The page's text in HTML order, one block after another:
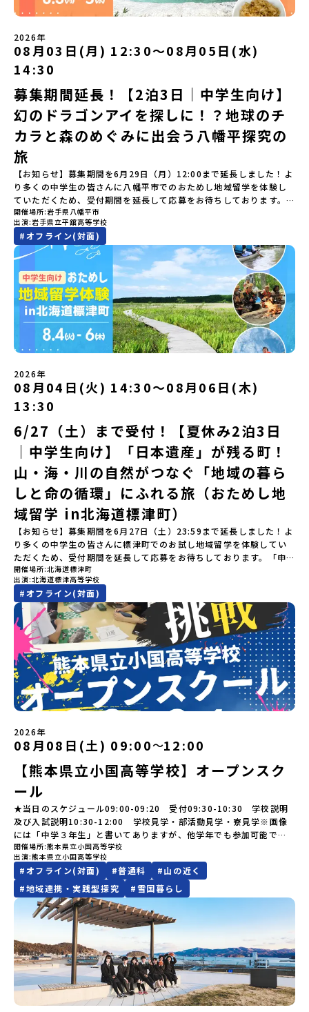
料・20日目-8日目：20％・7日目-2日目：30％・プログラム開始日
加またはプログラム開始後の解除：100％・催行中止について天候な
どの状況等によって開催を見合わせる可能性があります。その場合
は原則、開催日1週間前までにご連絡いたします。又、最少催行人数
に達しなかった場合は、開催日3週間前までに催行中止の旨をメール
にてご連絡いたします。・よくあるご質問その他、よくあるご質問
についてはこちらをご確認ください。運営団体について＜プログラ
ム主催：一般財団法人地域・教育魅力化プラットフォーム＞「意志
ある若者にあふれる持続可能な地域・社会をつくる」というビジョ
ンを掲げ、2017年3月に島根県に設立した教育事業団体です。日本
全国約200の高校と連携しながら、中学卒業後に地域の枠を越えて生
徒一人ひとりの夢や価値観に合った地域・学校で1〜3年間過ごすこ
とができるシステム「地域みらい留学」をはじめとした、教育事業
や地域活性モデルをつくり続けています。名 称：一般財団法人地
域・教育魅力化プラットフォーム設 立：2017年3月代表者：岩本
悠所在地：〒690-0842 島根県松江市東本町二丁目25-6 みらい
BASE2階 その他所在地公式HP：http://c-platform.or.jp/お問い
合わせ先担当：小川・小原E-mail：info@miratabi.jp「おためし
地域留学体験」のプログラム開催情報を公式LINEにて配信中！ぜひ
ご登録ください♪地域みらい留学公式LINE
ライン配信を行います。知りたい情報のレベルに合わせて、以下の2
つのステップをご活用ください。【STEP 1】全体オンライン説明会
（アーカイブ動画を公開中！）〜まずは「おためし地域留学」を知
りたい方へ〜日本全国20以上の地域から選んで参加できる「おため
し地域留学」の魅力を凝縮したアーカイブ動画をご覧いただけま
す。初めての一人旅への不安や、事務局のサポート体制、安全面に
る]YouTube：https://youtu.be/Yt8nd04aNgA?
si=e5erbspvwz5O8_uF【STEP 2】平取町プログラム説明会〜
「平取町」の内容を具体的に深掘りしたい方へ〜全体説明を聞いた
うえで、「平取町では具体的に何をするの？」「どんな町なの？」
という疑問にお答えする説明会です。平取町ならではの豊かな文化
や、2泊3日のプログラムの中身をたっぷりとお伝えします。日
時： 5月7日(木) 19：00〜19：40内 容： 平取町ってどんなとこ
ろ？、プログラム詳細解説、質疑応答お申し込み：https://c-
mirai.jp/events/002112どちらの説明会でも、お気軽にどうぞ！
「はじめての一人旅だけど大丈夫？」「どんな体験ができるの？」
そんな保護者様の不安や、中学生のみなさんの素朴な疑問にスタッ
フが直接お答えします。チャットでの質問も可能ですので、ぜひご
自宅からリラックスしてご参加ください。▼お申し込み前に必ずご
確認ください・参加規約への同意プログラムへの参加申し込みいた
だく前に、「お申し込みに関する各規約」への同意が必須となりま
す。ご確認ください。・抽選による参加者決定についてお申込みい
ただいた方の中から抽選の上、締め切り日から1週間を目途に、お申
し込み時に記入いただいたメールアドレス宛に「当選／落選メー
ル」をお送りいたします。当選者は、メールに記載された「当選確
認フォーム」に３日以内に回答いただき、確認フォームの提出をも
にご回答いただけない場合は、当選を取り消しとさせていただきま
す。当選取り消しがあった場合は、繰り上げ当選者へご連絡させて
いただきます。登録メールアドレスの変更をご希望の場合は下記の
地域みらい留学公式LINEよりご連絡をお願いします。※受信制限設
定をしていると、通知メールをお受け取りいただけません。その場
合は、「@miratabi.jp」からのメールを受信できるよう設定をお願
いいたします。※結果に関する個別のお問合せにはお答えしており
ませんので、ご了承ください。・お申し込みについてお申込はお一
人様1回限りです。PC・スマートフォンからお申込ください。申込
後の内容変更はできません。お申込時は、メールアドレスの入力間
違いにご注意ください。・宿泊について１室に複数(同性2～4名程
度)で宿泊いただく予定です。・食事アレルギー対応について個別の
詳細なアレルギー対応希望にはお応えしかねる場合がございます。
対応が必要な場合は必ず事前にご相談ください。・参加取消や急遽
参加できなくなった場合について参加決定後の参加お取り消しはご
遠慮下さい。やむを得ないお取り消しの場合はお早めに事務局まで
ご連絡ください。・キャンセルポリシーやむを得ない参加お取り消
しの場合、以下のルールに沿って対応させていただきます。ご了承
ください。プログラム開催日の前日＜7月17日＞から、【キャンセル
のご連絡日：お支払いいただく旅行代金】・21日目にあたる日以
前：無料・20日目-8日目：20％・7日目-2日目：30％・プログラム
開始日の前日：40％・プログラム開始日当日：50％・ご連絡無しで
の不参加またはプログラム開始後の解除：100％・催行中止について
天候などの状況等によって開催を見合わせる可能性があります。そ
の場合は原則、開催日1週間前までにご連絡いたします。又、最少催
行人数に達しなかった場合は、開催日3週間前までに催行中止の旨を
メールにてご連絡いたします。・よくあるご質問その他、よくある
ご質問についてはこちらをご確認ください。運営団体について＜プ
ログラム主催：一般財団法人地域・教育魅力化プラットフォーム＞
「意志ある若者にあふれる持続可能な地域・社会をつくる」という
ビジョンを掲げ、2017年3月に島根県に設立した教育事業団体で
す。日本全国約200の高校と連携しながら、中学卒業後に地域の枠を
越えて生徒一人ひとりの夢や価値観に合った地域・学校で1〜3年間
過ごすことができるシステム「地域みらい留学」をはじめとした、
教育事業や地域活性モデルをつくり続けています。名 称：一般財
団法人地域・教育魅力化プラットフォーム設 立：2017年3月代表
者：岩本 悠所在地：〒690-0842 島根県松江市東本町二丁目25-6
みらいBASE2階 その他所在地公式HP：http://c-platform.or.jp/
お問い合わせ先担当：小川・小原E-mail：info@miratabi.jp「お
ためし地域留学体験」のプログラム開催情報を公式LINEにて配信
中！ぜひご登録ください♪地域みらい留学公式LINE
「大樹町の自然を満喫」 -先人の知恵と夢を体験「砂金堀」 -川
樹高校見学・寮見学」 -大樹高校の特徴を知る学校体験 -高校生
との対話「大樹町の魅力を体験①」 -大樹町ならではのランチ＆ス
イーツ（PM）「大樹町の魅力を体験②」 -大樹町宇宙交流センタ
ーSORA見学 -モデルロケットを飛ばしてみよう！「みんなで
BBQ」 -さらに仲間や地元の高校生、町の大人たちと交流＜3日目
＞（AM）「3日間の振り返りワーク」 -みんなで振り返り対話「牧
場の舞台裏。フィールドワーク」 -牧場見学・搾乳体験・動物と触
れ合おう「ランチ/お土産タイム」（PM） 14：00頃プログラム終
了-とかち帯広空港には15：00頃に到着予定です。※天候の状況や参
加人数によってプログラムを変更する場合がございます。参加概要
【開催場所】北海道大樹町（たいきちょう）【実施日程】7月28日
(火)〜 7月30日(木)※参加が確定した方には6月19日(金) 18：30～
20：00に「参加者向け事前オンライン研修」をご案内する予定で
す。必ず参加をお願いします。【集合場所・時間】7月28日(火)
13：00 とかち帯広空港※13：00までにとかち帯広空港に到着する
便で手配ください。【解散場所・時間】7月30日(木) 15：00頃 とか
ち帯広空港※16：00以降にとかち帯広空港を出発する便で手配くだ
さい。【対象】中学2年生、中学3年生【宿泊先】大樹町ワーキング
ステイ住宅※1室に複数(同性2～4名程度)で宿泊いただく予定です。
【旅行代金】無料※旅行代金に含まれる費用のうち、以下の内容が
無料となります：・宿泊費（2泊分）・プログラム内のアクティビテ
ィ・体験費用・一部の食事代*以下の費用は参加者のご負担となりま
す・集合場所までの往復交通費・お土産代や自由時間の個人飲食費
などの個人的費用【募集人数】最大10名（お申し込み多数の場合は
抽選の上決定）【参加者決定】お申し込み多数の場合は、締め切り
間】申込期間が延長になりました！5月7日(木)12：00 から 6月4日
(木) 12：00まで疑問も不安もワクワクに変える！「おためし地域留
学」ステップアップ説明会プログラムの内容を詳しく知りたい方
や、お申し込みを迷われている方向けにZoomでのオンライン配信
を行います。知りたい情報のレベルに合わせて、以下の2つのステッ
プをご活用ください。【STEP 1】全体オンライン説明会（アーカイ
ブ動画を公開中！）〜まずは「おためし地域留学」を知りたい方
へ〜日本全国20以上の地域から選んで参加できる「おためし地域留
学」の全体像や魅力について、説明会を開催しました。中学生一人
での参加にあたり、保護者様が特に気になる「安全面」や「事務局
のサポート体制」についても詳しく解説しています。ぜひ、ご自宅
からお気軽にご視聴ください。🎬 [アーカイブ動画を視聴す
る]YouTube：https://youtu.be/Yt8nd04aNgA?
si=e5erbspvwz5O8_uF 【STEP 2】大樹町プログラム説明会〜
「大樹町」の内容を具体的に深掘りしたい方へ〜全体説明を聞いた
うえで、「大樹町では具体的に何をするの？」「どんな町なの？」
という疑問にお答えする説明会です。大樹町ならではの豊かな文化
や、2泊3日のプログラムの中身をたっぷりとお伝えします。日
時： 5月13日(水) 19：00〜19：40内 容： 大樹町ってどんなとこ
ろ？プログラム詳細解説、質疑応答お申し込み：https://c-
mirai.jp/events/002112お気軽にどうぞ！「はじめての一人旅だ
けど大丈夫？」「どんな体験ができるの？」そんな保護者様の不安
や、中学生のみなさんの素朴な疑問にスタッフが直接お答えしま
す。チャットでの質問も可能ですので、ぜひご自宅からリラックス
してご参加ください。▼お申し込み前に必ずご確認ください・参加
規約への同意プログラムへの参加申し込みいただく前に、「お申し
い。・抽選による参加者決定についてお申込みいただいた方の中か
ら抽選の上、締め切り日から1週間を目途に、お申し込み時に記入い
ただいたメールアドレス宛に「当選／落選メール」をお送りいたし
ます。当選者は、メールに記載された「当選確認フォーム」に３日
ていただきます。当選確認フォームの期日までにご回答いただけな
い場合は、当選を取り消しとさせていただきます。当選取り消しが
あった場合は、繰り上げ当選者へご連絡させていただきます。登録
メールアドレスの変更をご希望の場合は下記の地域みらい留学公式
LINEよりご連絡をお願いします。※受信制限設定をしていると、通
知メールをお受け取りいただけません。その場合は、
「@miratabi.jp」からのメールを受信できるよう設定をお願いいた
します。※結果に関する個別のお問合せにはお答えしておりません
ので、ご了承ください。・お申し込みについてお申込はお一人様1回
限りです。PC・スマートフォンからお申込ください。申込後の内容
変更はできません。お申込時は、メールアドレスの入力間違いにご
注意ください。・宿泊について１室に複数(同性2～4名程度)で宿泊
いただく予定です。・食事アレルギー対応について個別の詳細なア
レルギー対応希望にはお応えしかねる場合がございます。対応が必
要な場合は必ず事前にご相談ください。・参加取消や急遽参加でき
なくなった場合について参加決定後の参加お取り消しはご遠慮下さ
い。やむを得ないお取り消しの場合はお早めに事務局までご連絡く
ために築いた「出水麓（いずみふもと）武家屋敷群」。今も残る約
150軒のお屋敷のほとんどに、今も人が住んでいます。400年前の武
士が歩いた道を、自分の足で歩く。まるで、まち全体がタイムカプ
セル。真っ青な海へダイブ！目の前に広がる八代海（やつしろか
い）は穏やかなリアス式海岸。海に沈む夕日は一生に一度は見てお
きたい景色です。出水工業高校は、「建築科」と「機械電気科」の2
つの学科。金属加工、電気工作、建物のデザインにチャレンジでき
る環境。「高校生ものづくりコンテスト」の木材加工部門で九州大
会2位に輝くなど、先輩たちの実力はホンモノ！この旅では自分の手
でモノをつくる時間を体験。金属を削ったり、電気を組んだり、木
で形をつくったり。プロの機械にさわれる高校で&quot;自分の手
&quot;でモノづくりにチャレンジ。夜には自分だけの「竹灯籠（た
けとうろう）」を作って灯りをともします。真っ青な海に思いっき
りダイブしたり、全国から集まった仲間や地元の高校生、地域の方
たちとワイワイBBQや夕ごはんづくりは一生の思い出になるはず！
ちょっとドキドキするけど、楽しい！に出会う3日間。熱気あふれる
出水市の冒険に飛び込んでみませんか？体験のおすすめポイント体
験プログラム内容（予定）＜1日目＞（PM）「オリエンテーショ
ン・自己紹介ワーク」「みんなで海遊び！」 -心をほぐして、出水
に飛び込む！海を満喫しよう！「みんなで夕食」「1日目の振り返り
会」＜2日目＞（AM）「出水工業高校のオープンスクールに参
加」 -高校見学 -授業体験（PM）「学校のことを深く知る・もの
づくりにチャレンジ！」 -各学科を実際に体験する -ものづくり
にチャレンジ -竹灯籠づくりを創って灯りをともす「みんなで
BBQ」「2日目の振り返り会」＜3日目＞（AM）「3日間の振り返り
ワーク」 -みんなで振り返り対話（PM） 13:00頃 解散（出水駅）
※天候の状況や参加人数によってプログラムを変更する場合がござ
（月）〜 8月5日（水）※参加が確定した方には7月7日(火) 18:30-
20:00に「参加者向け事前オンライン会」をご案内する予定です。必
ず参加をお願いします。【集合場所・時間】出水駅 8月3日(月)
13:30 集合【解散場所・時間】出水駅 8月5日(水) 12:00 解散【対
象】中学生2～3年生【宿泊先】現在調整中※1室に複数名(同性)で宿
泊いただく予定です。【旅行代金】無料※旅行代金に含まれる費用
のうち、以下の内容が無料となります：・宿泊費（2泊分）・プログ
ラム内のアクティビティ・体験費用・一部の食事代*以下の費用は参
加者のご負担となります・集合場所までの往復交通費・お土産代や
自由時間の個人飲食費などの個人的費用【募集人数】最大10名（お
申し込み多数の場合は抽選の上決定）【参加者決定】お申し込み多
数の場合は、締め切り後1週間を目途に当落結果をご連絡いたしま
す。【申し込み受付期間】6月1日(月)12：00 から 6月15日(月)
12：00まで疑問も不安もワクワクに変える！「おためし地域留学」
ステップアップ説明会プログラムの内容を詳しく知りたい方や、お
申し込みを迷われている方向けにZoomでのオンライン配信を行い
ます。知りたい情報のレベルに合わせて、以下の2つのステップをご
活用ください。【STEP 1】全体オンライン説明会（アーカイブ動画
を公開中！）〜まずは「おためし地域留学」を知りたい方へ〜日本
全国20以上の地域から選んで参加できる「おためし地域留学」の全
体像や魅力について、説明会を開催しました。中学生一人での参加
にあたり、保護者様が特に気になる「安全面」や「事務局のサポー
ト体制」についても詳しく解説しています。ぜひ、ご自宅からお気
軽にご視聴ください。🎬 [アーカイブ動画を視聴する]YouTube：
https://youtu.be/Yt8nd04aNgA?si=e5erbspvwz5O8_uF
【STEP 2】出水市・出水工業高校プログラム説明会〜「出水市・出
水工業高校」の内容を具体的に深掘りしたい方へ〜全体説明を聞い
たうえで、「出水市では具体的に何をするの？」「どんな町な
の？」という疑問にお答えする説明会です。出水市ならではの豊か
な文化や、2泊3日のプログラムの中身をたっぷりとお伝えします。
日 時： 6月9日日(水)19:00-19:45内 容： 出水市ってどんなとこ
ろ？プログラム詳細解説、質疑応答お申し込み：https://c-
mirai.jp/events/091247お気軽にどうぞ！「はじめての一人旅だ
けど大丈夫？」「どんな体験ができるの？」そんな保護者様の不安
や、中学生のみなさんの素朴な疑問にスタッフが直接お答えしま
す。チャットでの質問も可能ですので、ぜひご自宅からリラックス
してご参加ください。▼お申し込み前に必ずご確認ください・参加
規約への同意プログラムへの参加申し込みいただく前に、「お申し
込みに関する各規約」への同意が必須となります。ご確認くださ
い。・抽選による参加者決定についてお申込みいただいた方の中か
ら抽選の上、締め切り日から1週間を目途に、お申し込み時に記入い
ただいたメールアドレス宛に「当選／落選メール」をお送りいたし
ます。当選者は、メールに記載された「当選確認フォーム」に3日以
内に回答いただき、確認フォームの提出をもって参加確定とさせて
いただきます。当選確認フォームの期日までにご回答いただけない
場合は、当選を取り消しとさせていただきます。当選取り消しがあ
った場合は、繰り上げ当選者へご連絡させていただきます。登録メ
ールアドレスの変更をご希望の場合は下記の地域みらい留学公式
LINEよりご連絡をお願いします。※受信制限設定をしていると、通
2026年
08月03日(月) 12:30〜08月05日(水)
14:30
募集期間延長！【2泊3日｜中学生向け】
幻のドラゴンアイを探しに！？地球のチ
カラと森のめぐみに出会う八幡平探究の
旅
【お知らせ】募集期間を6月29日（月）12:00まで延長しました！よ
り多くの中学生の皆さんに八幡平市でのおためし地域留学を体験し
ていただくため、受付期間を延長して応募をお待ちしております。
「申し込みのタイミングを逃してしまった」という方も、この機会
にぜひ一歩踏み出してみませんか？※都合により締め切りを早める
場合がございます。お早目にご応募ください！＜体験費・宿泊費が
無料＞緑があふれる大自然の町へ！世界でここでしかできない「自
然×アートの融合体験」や「自然クラフト」を楽しんでみません
か？「大自然や文化体験が好き！興味がある！」「その地域にしか
ない郷土料理を味わってみたい！」「地元以外の暮らしや文化が気
になる。いつか留学してみたい！」そんな中学生のみなさんにおす
すめ！「おためし地域留学体験」は、日本全国約200の高校と連携し
ながら地域の枠を超えて学校生活を送ることができる「地域みらい
留学」をプチ体験できるプログラムです。はじめてでも安心！現地
ではスタッフがしっかりとサポートいたします。今回のフィールド
は「岩手県八幡平市（はちまんたいし）」岩手県八幡平市（はちま
んたいし）は北西部にあり、秋田県との県境にある自然豊かな町で
す。町の約83％は「森林」！標高1,000mを超える山岳地帯や高原
もあり緑が豊かな大自然を感じることができ、新緑、山菜の春、花
の夏、紅葉の秋、スキーや樹氷の冬と四季ごとに美しい景色を見る
ことのできるユニークな町です。「十和田八幡平（とわだはちまん
たい）国立公園」では登山やトレッキング、「安比高原（あっぴこ
うげん）スキー場」は日本国内最大級のスキーリゾートとして有名
で、一年中自然アクティビティを楽しむことができます！そして八
幡平市にある「松川地熱発電所」は、日本で初めて「地球のチカラ
を電気に変えた」場所！八幡平の地下からわき出す蒸気をそのまま
電気に変える「地球・自然にやさしい最先端のエネルギー」を生み
出す挑戦をしてきた町です。今回のプログラムでは、この松川地熱
発電所から吹き出す地熱蒸気を使った「アート体験」をすることが
できます。世界でここだけ！地球のチカラを使った幻想的なグラデ
ーションのアートづくりをぜひ体験してみてください！さらに八幡
平市は自然（山）の恵みを生かした料理がとても美味しい地域で
す。みなさんの地元の味とは違う「岩手の郷土料理」を味わって楽
しんでください🎵今回はこの大自然や文化が魅力的な八幡平市で、
日本全国から集まる中学生や「平舘（たいらだて）高校」の高校生
と一緒にさまざまなアクティビティを体験していただきます。他に
はないスペシャルな魅力がギュッと詰まった岩手県八幡平市で五感
を使いながら、まちの魅力を一緒に探究してみませんか？地域と一
体になり「開拓者精神」を育む！「平舘（たいらだて）高校」と
は？今回のプログラムを一緒に過ごしてくれる高校生は「平舘（た
いらだて）高校」の生徒たち。この高校の特徴は「地域と一体にな
った探究教育」と「自分で考えて動くチカラを大切にしている」こ
自身が「探究プロジェクト」を企画し取り組むユニークな高校で
す。机の上で勉強するだけではない、実践的な探究やフィールドワ
ークを楽しむことができます。今回は、そんなエネルギッシュに活
躍する高校生と一緒に交流したり対話をしながら、町の文化・料理
を楽しみ、高校での活動のイメージをもつことができる絶好の機
会！この地域でしか味わえない豊かな体験をぜひ楽しんでください
🎵体験のおすすめポイント体験プログラム内容（予定）＜1日目＞
（PM）「オリエンテーション」「地熱染色・発電所見学」 -八幡
平市の自然を知る -地球のチカラを使ったアートづくり「ペンショ
ンで夕食」「1日目の振り返り」「星空観察」※希望者＜2日目＞
（AM）「平舘（たいらだて）高校見学」 -高校生活をイメージし
よう「郷土料理・BBQ」 -高校生・地元の方と交流を深める
（PM）「“八幡平市”体感ワークショップ」 -あけびづるで表札づく
なで振り返り対話＜3日目＞（AM）「大更駅複合施設の見学」「振
り返りワークショップ」 -個人での振り返り -グループでの振り
返り「お土産・昼食」（PM） 解散 ※天候の状況や参加人数によっ
てプログラムを変更する場合がございます。参加概要【開催場所】
岩手県八幡平市【実施日程】8月3日（月）〜8月5日（水）※参加が
確定した方には7月9日(木) 18:30～20：00に 「参加者向け事前オ
ンラインセッション」をご案内する予定です。【集合場所・時間】
開催場所 岩手県八幡平市
出演 岩手県立平舘高等学校
#オフライン(対面)
2026年
08月04日(火) 14:30〜08月06日(木)
13:30
6/27（土）まで受付！【夏休み2泊3日
｜中学生向け】「日本遺産」が残る町！
山・海・川の自然がつなぐ「地域の暮ら
しと命の循環」にふれる旅（おためし地
域留学 in北海道標津町）
【お知らせ】募集期間を6月27日（土）23:59まで延長しました！よ
り多くの中学生の皆さんに標津町でのお試し地域留学を体験してい
ただくため、受付期間を延長して応募をお待ちしております。「申
し込みのタイミングを逃してしまった」という方も、この機会にぜ
ひ一歩踏み出してみませんか？※都合により締め切りを早める場合
がございます。お早目にご応募ください！-------奨学金のお知らせ-
------＼返還不要・3年間最大72万／💡北海道の高校留学に【毎月2
万円】の給付型奨学金～夢に向かって一歩踏み出す、あなたの未来
を応援！～ 詳細・条件はこちらから-----------------------------
----＜体験費・宿泊費が無料！＞一万年前から続く自然と人の暮らし
が今も残る町！広大な自然と生き物とともに生きる豊かさに触れ、
まちの暮らしを一緒に体験してみませんか？「地元以外の地域の暮
らしが気になる。いつか留学してみたい！」「大自然と生き物が好
き！興味がある！」「自分の進学や将来の可能性をもっとひらきた
い！」そんな中学生のみなさんにおすすめ！「おためし地域留学体
験」は、日本全国約200の高校と連携し、地域の枠を超えて学校生活
を送る「地域みらい留学」をプチ体験できるプログラムです。はじ
めてのひとり旅でも安心！現地でもスタッフがしっかりとサポート
いたします。今回のフィールドは「北海道 標津町（しべつちょ
う）」北海道の東に位置する標津町（しべつちょう）は人口 約
4,600人の町。東の水平線の奥に見えるのは北方領土の国後島（くな
しりとう）、西には世界遺産に認定されている秘境・知床半島（し
れとこはんとう）、鶴や白鳥など珍しい野鳥の宝庫である野付半島
（のつけはんとう）をながめることができ、ミルクの里の牧草地が
広がる牛の酪農（らくのう）もさかんで、海と緑と川の自然と生き
物が豊かな町です！標津町はさらに「鮭（さけ）の聖地」としても
有名。江戸時代には将軍家にも贈られたほどで、今では「日本遺
産」に登録されています。一万年前から続く伝統的な「鮭」の産業
とともに人々の豊かな暮らしがあります。一万年前の縄文時代か
ら、人々の間で大切に守り受け継がれ、厳しい大自然と向き合い、
山・海・川がもたらす恵みに深く感謝しながら生きていく姿勢は今
も息づく「命の循環」です。日本遺産にも認定されている「サケ」
の伝統産業や、雄大な知床の裾野で命を育む酪農の歴史など、自然
の営みの一部として共生してきた風土が存在します。標津高校で
は、地域と連携して「食」を考える「フードデザイン」の授業がお
すすめの一つです。生徒たちが地元の素材を活かしたメニュー開発
を行い、町内の学校給食に「標高給食DAY」としてオリジナル給食
開催場所 北海道標津町
出演 北海道標津高等学校
#オフライン(対面)
2026年
08月08日(土) 09:00〜12:00
【熊本県立小国高等学校】オープンスク
ール
★当日のスケジュール09:00-09:20 受付09:30-10:30 学校説明
及び入試説明10:30-12:00 学校見学・部活動見学・寮見学※画像
には「中学３年生」と書いてありますが、他学年でも参加可能で
す！
開催場所 熊本県立小国高等学校
出演 熊本県立小国高等学校
#オフライン(対面) #普通科 #山の近く
#地域連携・実践型探究 #雪国暮らし